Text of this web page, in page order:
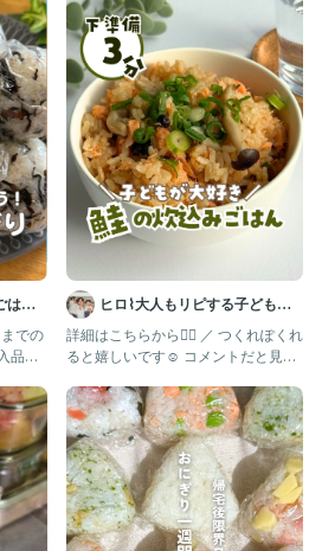
はんを入れて混ぜ、
ン
秒ずつ加熱して様子を
メーカーで作ると、
済みますし、
)
はん
での
ヒロ⌇大人もリピする子どもご
はん🍳
詳細はこちらから👇🏻 ／ つくれぽくれ
ると嬉しいです☺️ コメントだと見逃